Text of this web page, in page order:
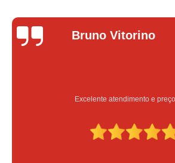
Lucas Donadel
Serviço feito na hora e de